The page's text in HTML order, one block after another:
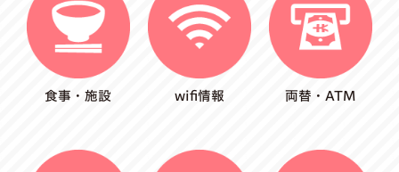
食事・施設 wifi情報 両替・ATM